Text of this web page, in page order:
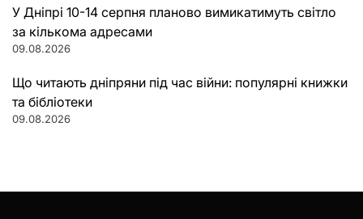
У Дніпрі 10-14 серпня планово вимикатимуть світло
за кількома адресами
09.08.2026
Що читають дніпряни під час війни: популярні книжки
та бібліотеки
09.08.2026